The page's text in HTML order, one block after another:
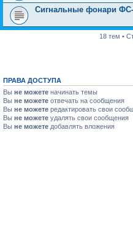
Сигнальные фонари
18 тем •
ПРАВА ДОСТУПА
Вы не можете начинать темы
Вы не можете отвечать на сообщения
Вы не можете редактировать свои
Вы не можете удалять свои сообщения
Вы не можете добавлять вложения